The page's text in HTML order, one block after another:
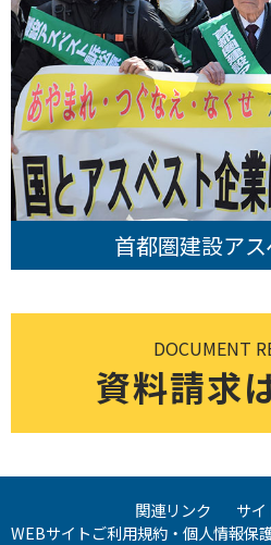
首都圏建設ア
DOCUMENT
資料請求
関連リンク
サ
WEBサイトご利用規約・個人情報保